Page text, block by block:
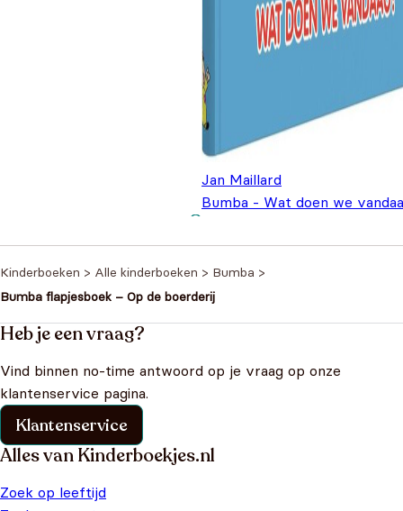
Jan Maillard
Bumba - Wat doen we
Kinderboeken > Alle kinderboeken > Bumba >
Bumba flapjesboek – Op de boerderij
Heb je een vraag?
Vind binnen no-time antwoord op je vraag op onze
klantenservice pagina.
Klantenservice
Alles van Kinderboekjes.nl
Zoek op leeftijd